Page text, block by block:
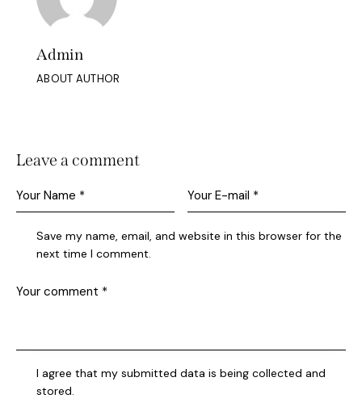
Admin
ABOUT AUTHOR
Leave a comment
Save my name, email, and website in this browser for the
next time I comment.
I agree that my submitted data is being collected and
stored.